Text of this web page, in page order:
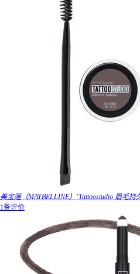
美宝莲（MAYBELLINE）‘Tattoostudio 眉毛持
1条评价